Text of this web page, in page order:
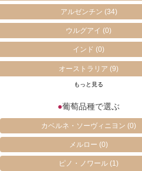
アルゼンチン (34)
ウルグアイ(0)
インド(0)
オーストラリア(9)
もっと見る
●葡萄品種で選ぶ
カベルネ・ソーヴィニヨン(0)
メルロー(0)
ピノ・ノワール(1)